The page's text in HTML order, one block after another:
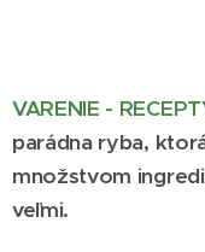
VARENIE -
parádna ryba,
množstvom
veľmi.